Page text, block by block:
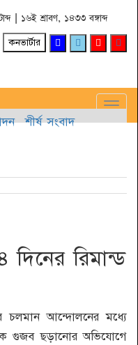
| ১৬ই শ্রাবণ, ১৪৩৩ বঙ্গাব্দ
কনভার্টার
শীর্ষ সংবাদ
দিনের রিমান্ড
চলমান আন্দোলনের মধ্যে
গুজব ছড়ানোর অভিযোগে